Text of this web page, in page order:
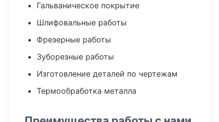
Гальваническое покрытие
Шлифовальные работы
Фрезерные работы
Зуборезные работы
Изготовление деталей по чертежам
Термообработка металла